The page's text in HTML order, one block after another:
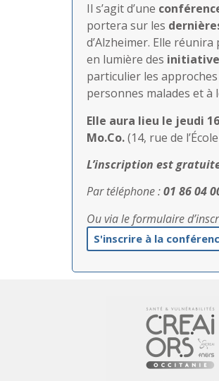
Il s’agit d’une
portera sur les
d’Alzheimer. Elle
en lumière des
particulier les approches
personnes malades et à
Elle aura lieu le jeudi
Mo.Co.(14, rue de
L’inscription est
Par téléphone :01 86 04
Ou via le formulaire
S'inscrire à la